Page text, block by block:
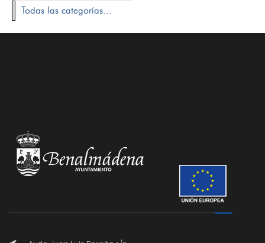
Todas las categorías...